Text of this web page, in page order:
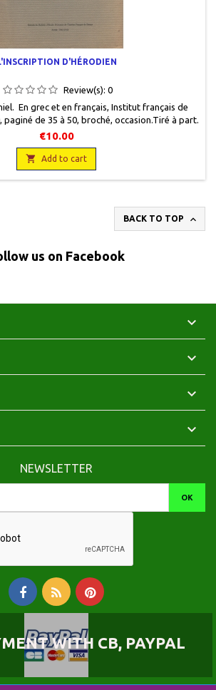
D'HÉRODIEN
Review(s): 0
En grec et en français, Institut français de
paginé de 35 à 50, broché, occasion.Tiré à part.
Etat correct.
€10.00
 Add to cart
BACK TO TOP 
us on Facebook




NEWSLETTER
WITH CB, PAYPAL